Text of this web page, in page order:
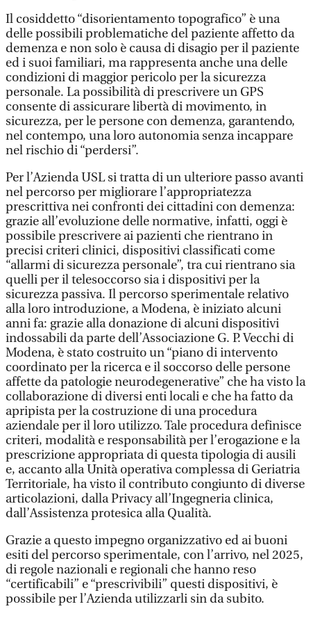
Il cosiddetto “disorientamento topografico” è una
delle possibili problematiche del paziente affetto da
demenza e non solo è causa di disagio per il paziente
ed i suoi familiari, ma rappresenta anche una delle
condizioni di maggior pericolo per la sicurezza
personale. La possibilità di prescrivere un GPS
consente di assicurare libertà di movimento, in
sicurezza, per le persone con demenza, garantendo,
nel contempo, una loro autonomia senza incappare
nel rischio di “perdersi”.
Per l’Azienda USL si tratta di un ulteriore passo avanti
nel percorso per migliorare l’appropriatezza
prescrittiva nei confronti dei cittadini con demenza:
grazie all’evoluzione delle normative, infatti, oggi è
possibile prescrivere ai pazienti che rientrano in
precisi criteri clinici, dispositivi classificati come
“allarmi di sicurezza personale”, tra cui rientrano sia
quelli per il telesoccorso sia i dispositivi per la
sicurezza passiva. Il percorso sperimentale relativo
alla loro introduzione, a Modena, è iniziato alcuni
anni fa: grazie alla donazione di alcuni dispositivi
indossabili da parte dell’Associazione G. P. Vecchi di
Modena, è stato costruito un “piano di intervento
coordinato per la ricerca e il soccorso delle persone
affette da patologie neurodegenerative” che ha visto la
collaborazione di diversi enti locali e che ha fatto da
apripista per la costruzione di una procedura
aziendale per il loro utilizzo. Tale procedura definisce
criteri, modalità e responsabilità per l’erogazione e la
prescrizione appropriata di questa tipologia di ausili
e, accanto alla Unità operativa complessa di Geriatria
Territoriale, ha visto il contributo congiunto di diverse
articolazioni, dalla Privacy all’Ingegneria clinica,
dall’Assistenza protesica alla Qualità.
Grazie a questo impegno organizzativo ed ai buoni
esiti del percorso sperimentale, con l’arrivo, nel 2025,
di regole nazionali e regionali che hanno reso
“certificabili” e “prescrivibili” questi dispositivi, è
possibile per l’Azienda utilizzarli sin da subito.